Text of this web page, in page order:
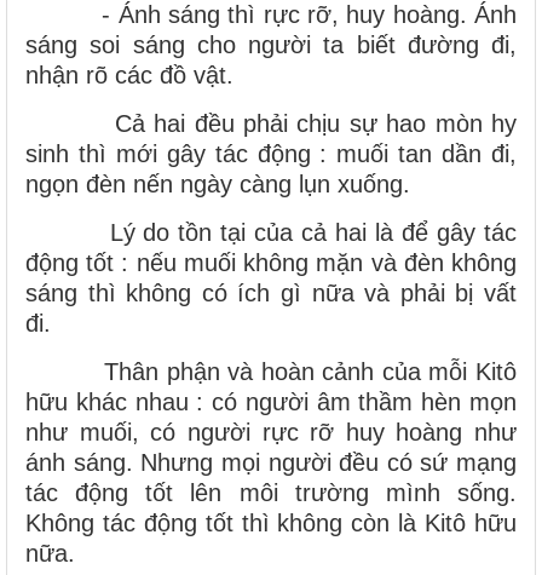
- Ánh sáng thì rực rỡ, huy hoàng. Ánh
sáng soi sáng cho người ta biết đường đi,
nhận rõ các đồ vật.
Cả hai đều phải chịu sự hao mòn hy
sinh thì mới gây tác động : muối tan dần đi,
ngọn đèn nến ngày càng lụn xuống.
Lý do tồn tại của cả hai là để gây tác
động tốt : nếu muối không mặn và đèn không
sáng thì không có ích gì nữa và phải bị vất
đi.
Thân phận và hoàn cảnh của mỗi Kitô
hữu khác nhau : có người âm thầm hèn mọn
như muối, có người rực rỡ huy hoàng như
ánh sáng. Nhưng mọi người đều có sứ mạng
tác động tốt lên môi trường mình sống.
Không tác động tốt thì không còn là Kitô hữu
nữa.